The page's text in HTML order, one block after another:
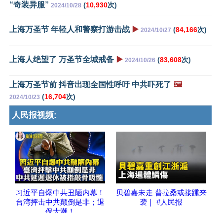
“奇装异服” 2024/10/28 (10,930次)
上海万圣节 年轻人和警察打游击战 ▶️ 2024/10/27 (84,166次)
上海人绝望了 万圣节全城戒备 ▶️ 2024/10/26 (83,608次)
上海万圣节前 抖音出现全国性呼吁 中共吓死了 🖼️
2024/10/23 (16,704次)
人民报视频:
习近平自爆中共丑陋内幕！
台湾抨击中共颠倒是非；退
保大潮！
贝碧嘉未走 普拉桑或接踵来
袭｜ #人民报